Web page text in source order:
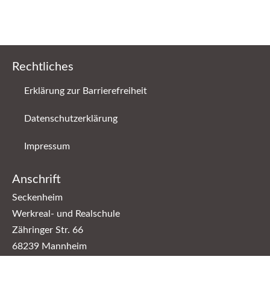
Rechtliches
Erklärung zur Barrierefreiheit
Datenschutzerklärung
Impressum
Anschrift
Seckenheim
Werkreal- und Realschule
Zähringer Str. 66
68239 Mannheim